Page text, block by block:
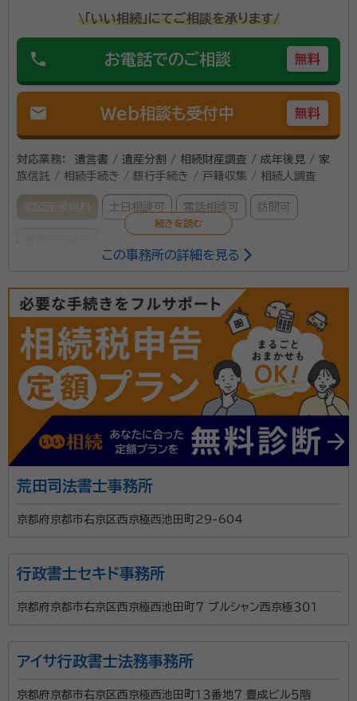
\「いい相続」にてご相談を承ります/
phone お電話でのご相談 無料
mail Web相談も受付中 無料
対応業務：
遺言書 / 遺産分割 / 相続財産調査 / 成年後見 / 家
族信託 / 相続手続き / 銀行手続き / 戸籍収集 / 相続人調査
初回面談無料 土日相談可 電話相談可 訪問可
齊藤 武時（さいとう たけはる） 行政書士
事務所口コミ（抜粋）：
account_circle 満足度 3.0
ご利用時期：2025/5
面談の感想
自宅まで来ていただき、無料相談をしました。他に宛もなかったのでその
場で契約しました。
契約後の感想
解りやすいものとは言えませんでした。また、見積もり時の金額と、請求額
に大幅な違いがあり、納得できるものではありませんでした。
上承っております。 大切な方が亡くなった後の相続に関
するご相談や公正証書遺言の作成など、真心を込めて
ずはお気軽にお問い合わせください。 （遠方の方はお電
話やオンラインでの対応も承ります。）
所属団体：京都府行政書士会
この事務所の詳細を見る
荒田司法書士事務所
京都府京都市右京区西京極西池田町29-604
行政書士セキド事務所
京都府京都市右京区西京極西池田町７ プルシャン西京極３０１
アイサ行政書士法務事務所
京都府京都市右京区西京極西池田町１３番地７ 豊成ビル５階